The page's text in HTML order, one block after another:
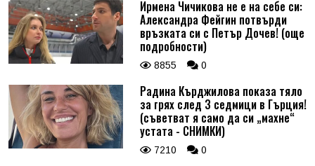
Ирмена Чичикова не е на себе си:
Александра Фейгин потвърди
връзката си с Петър Дочев! (още
подробности)
8855 0
Радина Кърджилова показа тяло
за грях след 3 седмици в Гърция!
(съветват я само да си „махне“
устата - СНИМКИ)
7210 0